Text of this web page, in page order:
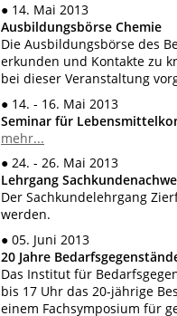
● 14. Mai 2013
Ausbildungsbörse Chemie
Die Ausbildungsbörse des
erkunden und Kontakte zu
bei dieser Veranstaltung
● 14. - 16. Mai 2013
Seminar für
mehr...
● 24. - 26. Mai 2013
Lehrgang
Der Sachkundelehrgang
werden.
● 05. Juni 2013
20 Jahre
Das Institut für
bis 17 Uhr das 20-jährige
einem Fachsymposium für